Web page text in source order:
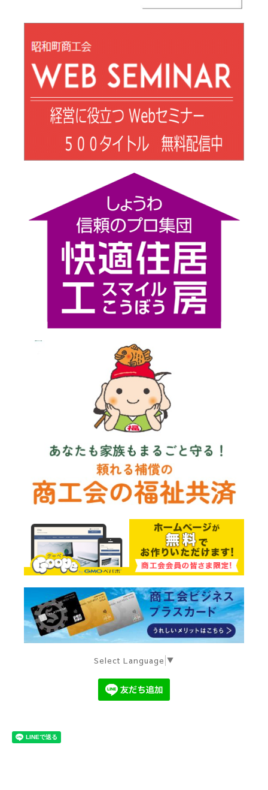
Select Language ▼